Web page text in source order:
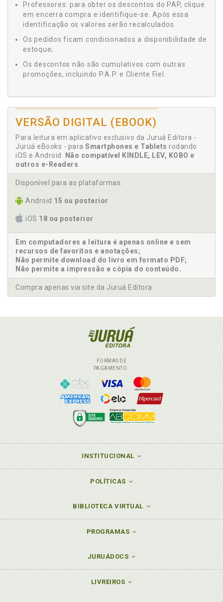
Professores: para obter os descontos do PAP, clique
em encerra compra e identifique-se. Após essa
identificação os valores serão recalculados.
Os pedidos ficam condicionados a disponibilidade de
estoque;
Os descontos não são cumulativos com outras
promoções, incluindo P.A.P. e Cliente Fiel.
VERSÃO DIGITAL (EBOOK)
Para leitura em aplicativo exclusivo da Juruá Editora -
Juruá eBooks - para Smartphones e Tablets rodando
iOS e Android.
Não compatível KINDLE, LEV, KOBO e
outros e-Readers
Disponível para as plataformas:
Android 15 ou posterior
iOS 18 ou posterior
Em computadores a leitura é apenas online e sem
recursos de favoritos e anotações;
Não permite download do livro em formato PDF;
Não permite a impressão e cópia do conteúdo.
Compra apenas via site da Juruá Editora.
FORMAS DE
PAGAMENTO
INSTITUCIONAL
POLÍTICAS
BIBLIOTECA VIRTUAL
PROGRAMAS
JURUÁDOCS
LIVREIROS